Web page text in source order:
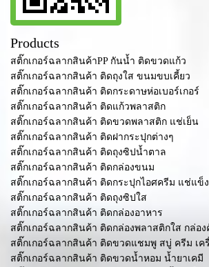
Products
สติ๊กเกอร์ฉลากสินค้าPP กันน้ำ ติดขวดแก้ว
สติ๊กเกอร์ฉลากสินค้า ติดถุงใส ขนมขบเคี้ยว
สติ๊กเกอร์ฉลากสินค้า ติดกระดาษห่อเบอร์เกอร์
สติ๊กเกอร์ฉลากสินค้า ติดแก้วพลาสติก
สติ๊กเกอร์ฉลากสินค้า ติดขวดพลาสติก แช่เย็น
สติ๊กเกอร์ฉลากสินค้า ติดฝากระปุกต่างๆ
สติ๊กเกอร์ฉลากสินค้า ติดถุงซิปน้ำตาล
สติ๊กเกอร์ฉลากสินค้า ติดกล่องขนม
สติ๊กเกอร์ฉลากสินค้า ติดกระปุกไอศครีม แช่แข็ง
สติ๊กเกอร์ฉลากสินค้า ติดถุงซิปใส
สติ๊กเกอร์ฉลากสินค้า ติดกล่องอาหาร
สติ๊กเกอร์ฉลากสินค้า ติดกล่องพลาสติกใส กล่อง
สติ๊กเกอร์ฉลากสินค้า ติดขวดแชมพู สบู่ ครีม เค
สติ๊กเกอร์ฉลากสินค้า ติดขวดน้ำหอม น้ำยาเคมี